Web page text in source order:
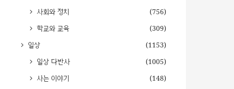
사회와 정치
(756)
학교와 교육
(309)
일상
(1153)
일상 다반사
(1005)
사는 이야기
(148)